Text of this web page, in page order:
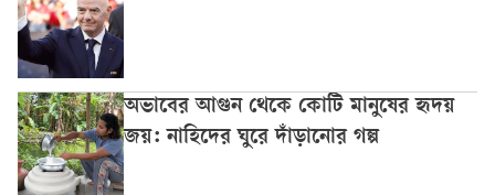
অভাবের আগুন থেকে কোটি মানুষের হৃদয়
জয়: নাহিদের ঘুরে দাঁড়ানোর গল্প